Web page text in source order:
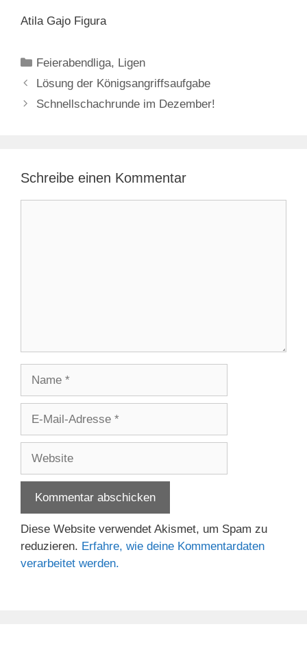
Atila Gajo Figura
Kategorien
Feierabendliga, Ligen
Lösung der Königsangriffsaufgabe
Schnellschachrunde im Dezember!
Schreibe einen Kommentar
Adresse
Diese Website verwendet Akismet, um Spam zu
reduzieren. Erfahre, wie deine Kommentardaten
verarbeitet werden.